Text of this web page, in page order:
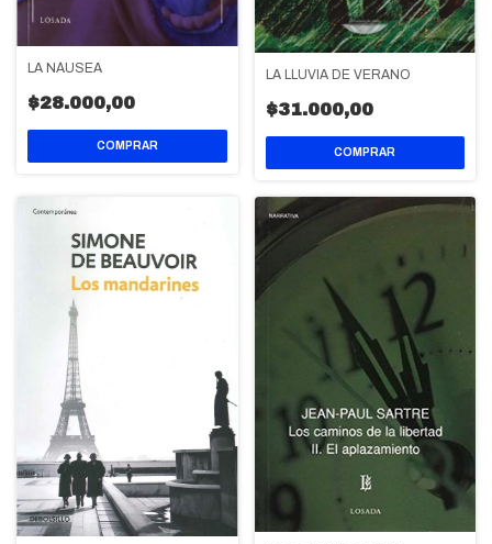
LA NÁUSEA
$28.000,00
LA LLUVIA DE VERANO
$31.000,00